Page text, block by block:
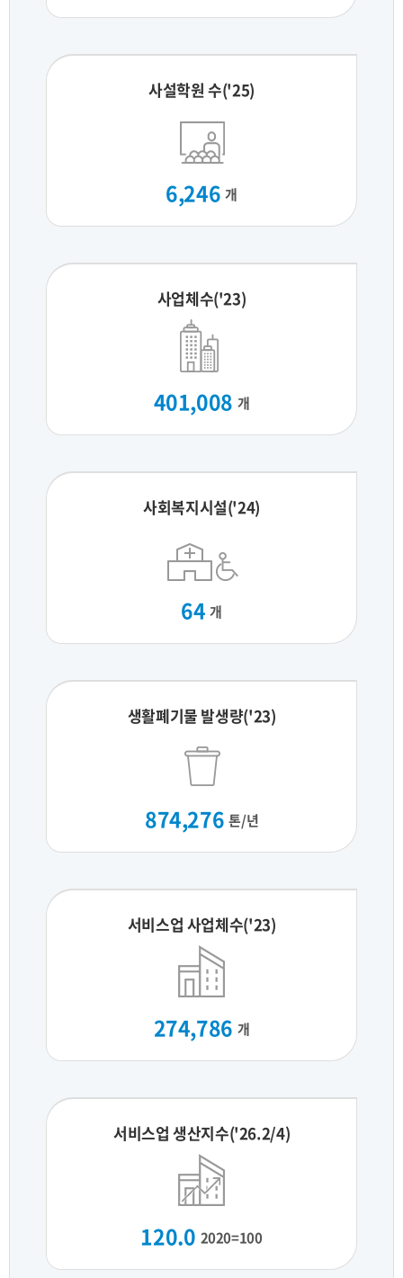
사설학원 수('25)
6,246 개
사업체수('23)
401,008 개
사회복지시설('24)
64 개
생활폐기물 발생량('23)
874,276 톤/년
서비스업 사업체수('23)
274,786 개
서비스업 생산지수('26.2/4)
120.0 2020=100